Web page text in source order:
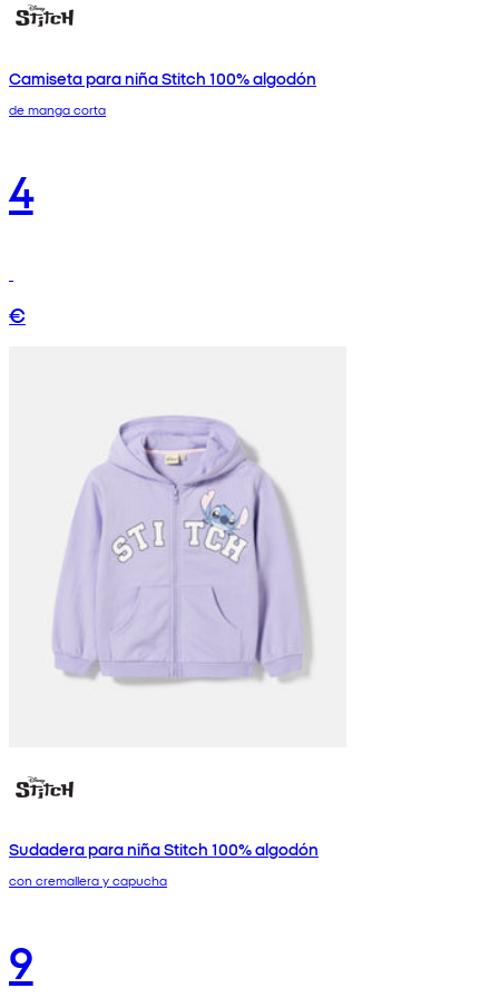
Camiseta para niña Stitch 100% algodón
de manga corta
4
€
Sudadera para niña Stitch 100% algodón
con cremallera y capucha
9